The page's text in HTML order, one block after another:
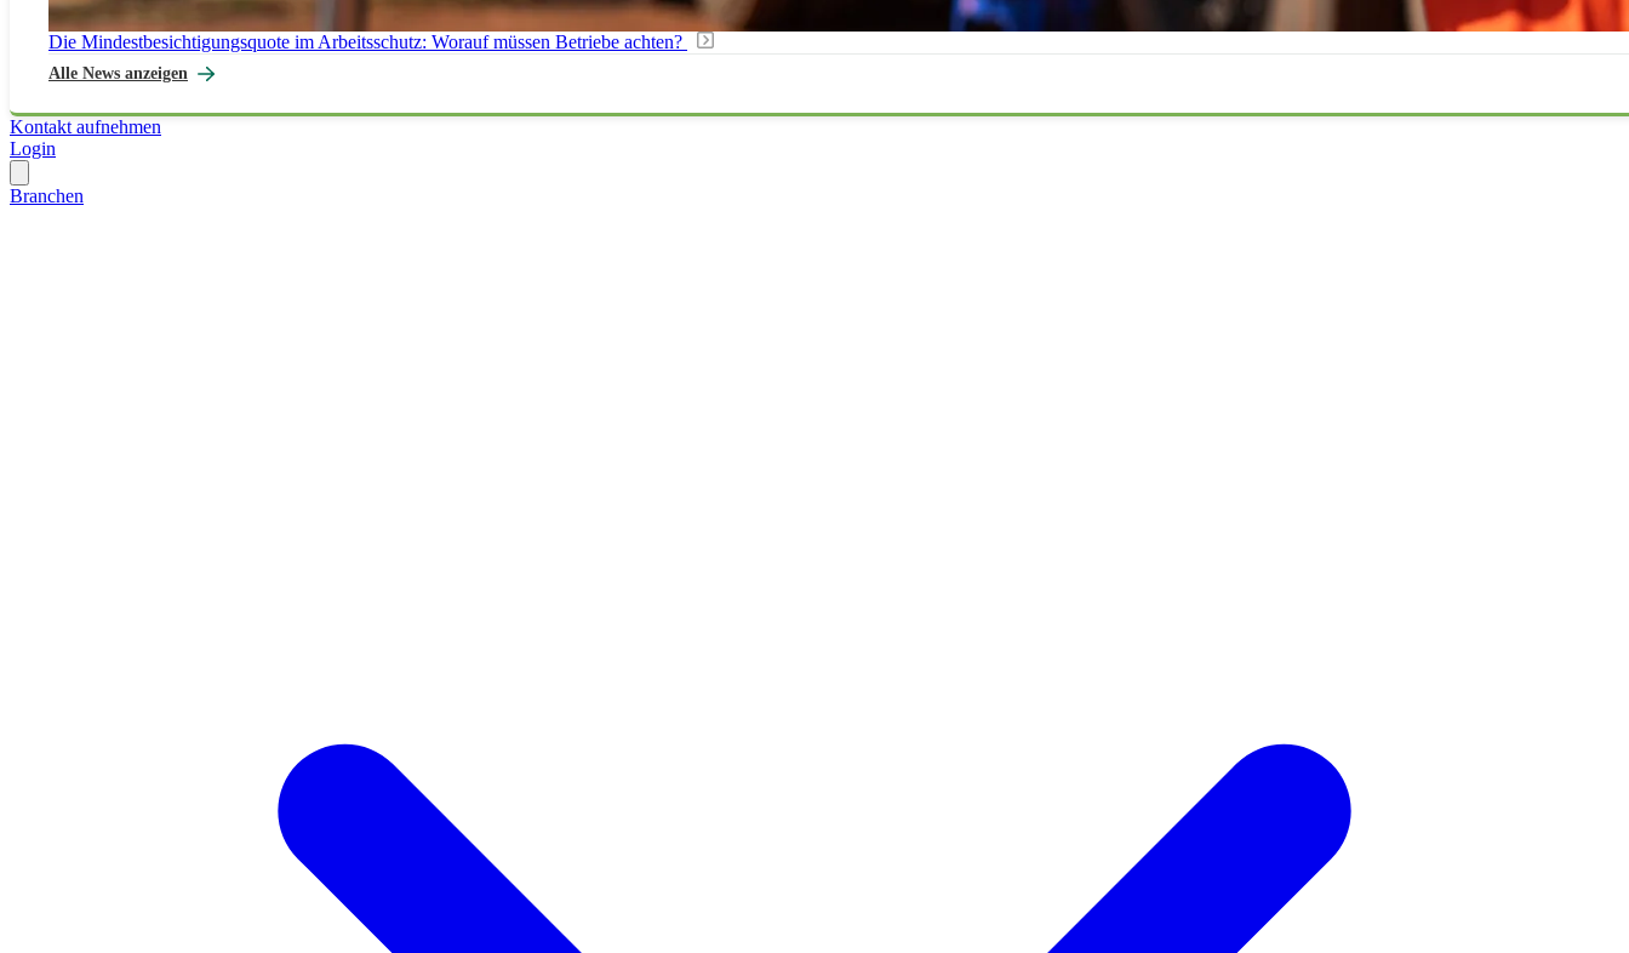
Die Mindestbesichtigungsquote im Arbeitsschutz: Worauf müssen Betriebe achten?
Alle News anzeigen
Kontakt aufnehmen
Login
Branchen